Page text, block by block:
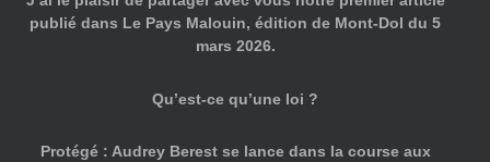
publié dans Le Pays Malouin, édition de Mont-Dol du 5
mars 2026.
Qu’est-ce qu’une loi ?
Protégé : Audrey Berest se lance dans la course aux